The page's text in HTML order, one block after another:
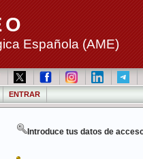
Española (AME)
ENTRAR
Introduce tus datos de